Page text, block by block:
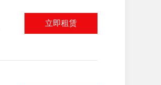
立即租赁